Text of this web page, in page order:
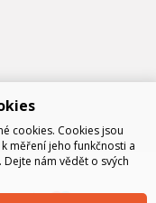
cookies. Cookies jsou
měření jeho funkčnosti a
nám vědět o svých